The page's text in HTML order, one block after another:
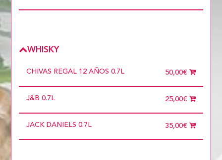
WHISKY
CHIVAS REGAL 12 AÑOS 0.7L 50,00€
J&B 0.7L 25,00€
JACK DANIELS 0.7L 35,00€